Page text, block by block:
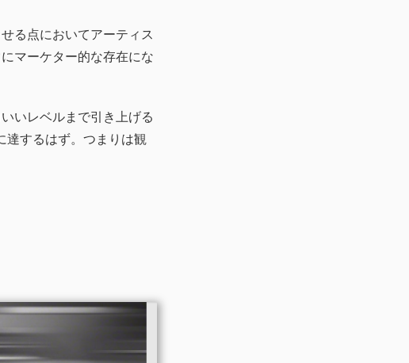
る点においてアーティス
マーケター的な存在にな
いレベルまで引き上げる
達するはず。つまりは観